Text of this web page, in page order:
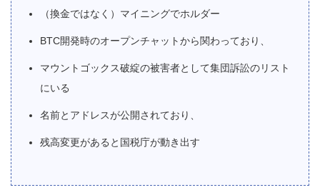
（換金ではなく）マイニングでホルダー
BTC開発時のオープンチャットから関わっており、
マウントゴックス破綻の被害者として集団訴訟のリスト
にいる
名前とアドレスが公開されており、
残高変更があると国税庁が動き出す